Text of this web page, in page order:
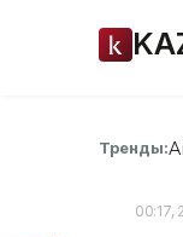
Тренды:
00:17,